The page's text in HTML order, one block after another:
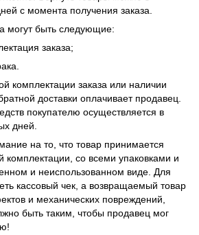
с момента получения заказа.
могут быть следующие:
заказа;
комплектации заказа или наличии
доставки оплачивает продавец.
покупателю осуществляется в
дней.
на то, что товар принимается
комплектации, со всеми упаковками и
и неиспользованном виде. Для
кассовый чек, а возвращаемый товар
и механических повреждений,
быть таким, чтобы продавец мог